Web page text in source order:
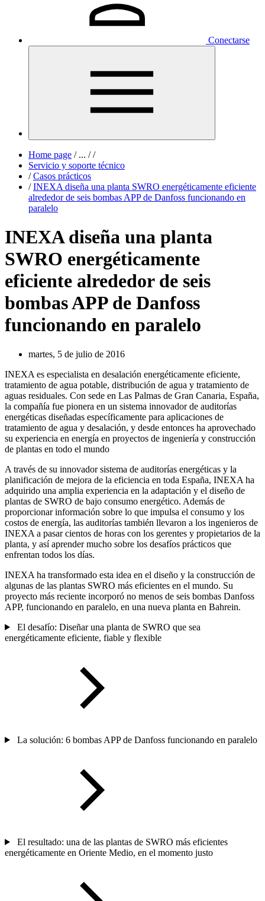
Conectarse
Home page /... / /
Servicio y soporte técnico
/ Casos prácticos
/ INEXA diseña una planta SWRO energéticamente eficiente
alrededor de seis bombas APP de Danfoss funcionando en
paralelo
INEXA diseña una planta
SWRO energéticamente
eficiente alrededor de seis
bombas APP de Danfoss
funcionando en paralelo
martes, 5 de julio de 2016
INEXA es especialista en desalación energéticamente eficiente,
tratamiento de agua potable, distribución de agua y tratamiento de
aguas residuales. Con sede en Las Palmas de Gran Canaria, España,
la compañía fue pionera en un sistema innovador de auditorías
energéticas diseñadas específicamente para aplicaciones de
tratamiento de agua y desalación, y desde entonces ha aprovechado
su experiencia en energía en proyectos de ingeniería y construcción
de plantas en todo el mundo
A través de su innovador sistema de auditorías energéticas y la
planificación de mejora de la eficiencia en toda España, INEXA ha
adquirido una amplia experiencia en la adaptación y el diseño de
plantas de SWRO de bajo consumo energético. Además de
proporcionar información sobre lo que impulsa el consumo y los
costos de energía, las auditorías también llevaron a los ingenieros de
INEXA a pasar cientos de horas con los gerentes y propietarios de la
planta, y así aprender mucho sobre los desafíos prácticos que
enfrentan todos los días.
INEXA ha transformado esta idea en el diseño y la construcción de
algunas de las plantas SWRO más eficientes en el mundo. Su
proyecto más reciente incorporó no menos de seis bombas Danfoss
APP, funcionando en paralelo, en una nueva planta en Bahrein.
El desafío: Diseñar una planta de SWRO que sea
energéticamente eficiente, fiable y flexible
La solución: 6 bombas APP de Danfoss funcionando en paralelo
El resultado: una de las plantas de SWRO más eficientes
energéticamente en Oriente Medio, en el momento justo